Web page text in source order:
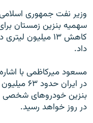
سهمیه بنزین زمستان
کاهش ۱۳ میلیون
داد.
مسعود میرکاظمی با
در
در روز خواهد رسید.